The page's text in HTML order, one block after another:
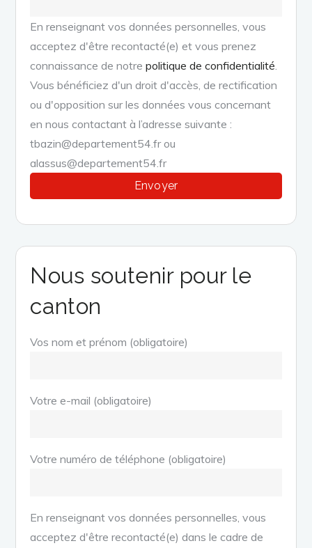
En renseignant vos données personnelles, vous
acceptez d'être recontacté(e) et vous prenez
connaissance de notrepolitique de confidentialité
Vous bénéficiez d'un droit d'accès, de rectification
ou d'opposition sur les données vous concernant
en nous contactant à l’adresse suivante :
tbazin@departement54.fr ou
alassus@departement54.fr
Nous soutenir pour le
canton
Vos nom et prénom (obligatoire)
Votre e-mail (obligatoire)
Votre numéro de téléphone (obligatoire)
En renseignant vos données personnelles, vous
acceptez d'être recontacté(e) dans le cadre de